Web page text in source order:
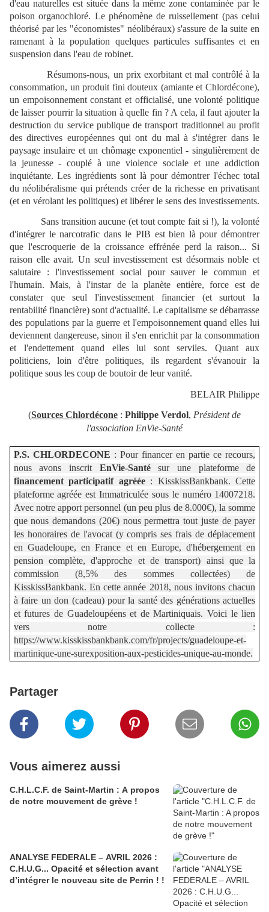
d'eau naturelles est située dans la même zone contaminée par le
poison organochloré. Le phénomène de ruissellement (pas celui
théorisé par les "économistes" néolibéraux) s'assure de la suite en
ramenant à la population quelques particules suffisantes et en
suspension dans l'eau de robinet.
Résumons-nous, un prix exorbitant et mal contrôlé à la
consommation, un produit fini douteux (amiante et Chlordécone),
un empoisonnement constant et officialisé, une volonté politique
de laisser pourrir la situation à quelle fin ? A cela, il faut ajouter la
destruction du service publique de transport traditionnel au profit
des directives européennes qui ont du mal à s'intégrer dans le
paysage insulaire et un chômage exponentiel - singulièrement de
la jeunesse - couplé à une violence sociale et une addiction
inquiétante. Les ingrédients sont là pour démontrer l'échec total
du néolibéralisme qui prétends créer de la richesse en privatisant
(et en vérolant les politiques) et libérer le sens des investissements.
Sans transition aucune (et tout compte fait si !), la volonté
d'intégrer le narcotrafic dans le PIB est bien là pour démontrer
que l'escroquerie de la croissance effrénée perd la raison... Si
raison elle avait. Un seul investissement est désormais noble et
salutaire : l'investissement social pour sauver le commun et
l'humain. Mais, à l'instar de la planète entière, force est de
constater que seul l'investissement financier (et surtout la
rentabilité financière) sont d'actualité. Le capitalisme se débarrasse
des populations par la guerre et l'empoisonnement quand elles lui
deviennent dangereuse, sinon il s'en enrichit par la consommation
et l'endettement quand elles lui sont serviles. Quant aux
politiciens, loin d'être politiques, ils regardent s'évanouir la
politique sous les coup de boutoir de leur vanité.
BELAIR Philippe
(Sources Chlordécone : Philippe Verdol, Président de
l'association EnVie-Santé
P.S. CHLORDECONE : Pour financer en partie ce recours,
nous avons inscrit EnVie-Santésur une plateforme de
financement participatif agréée: KisskissBankbank. Cette
plateforme agréée est Immatriculée sous le numéro 14007218.
Avec notre apport personnel (un peu plus de 8.000€), la somme
que nous demandons (20€) nous permettra tout juste de payer
les honoraires de l'avocat (y compris ses frais de déplacement
en Guadeloupe, en France et en Europe, d'hébergement en
pension complète, d'approche et de transport) ainsi que la
commission (8,5% des sommes collectées) de
KisskissBankbank. En cette année 2018, nous invitons chacun
à faire un don (cadeau) pour la santé des générations actuelles
et futures de Guadeloupéens et de Martiniquais. Voici le lien
vers notre collecte :
https://www.kisskissbankbank.com/fr/projects/guadeloupe-et-
martinique-une-surexposition-aux-pesticides-unique-au-monde.
Partager
Vous aimerez aussi
C.H.L.C.F. de Saint-Martin : A propos
de notre mouvement de grève !
ANALYSE FEDERALE – AVRIL 2026 :
C.H.U.G... Opacité et sélection avant
d’intégrer le nouveau site de Perrin ! !